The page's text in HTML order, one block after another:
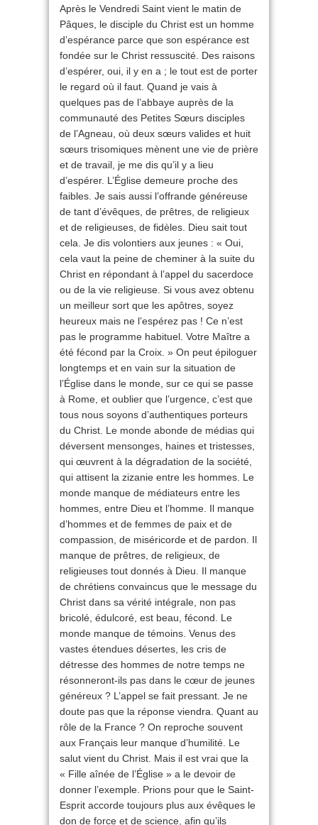
Après le Vendredi Saint vient le matin de
Pâques, le disciple du Christ est un homme
d’espérance parce que son espérance est
fondée sur le Christ ressuscité. Des raisons
d’espérer, oui, il y en a ; le tout est de porter
le regard où il faut. Quand je vais à
quelques pas de l’abbaye auprès de la
communauté des Petites Sœurs disciples
de l’Agneau, où deux sœurs valides et huit
sœurs trisomiques mènent une vie de prière
et de travail, je me dis qu’il y a lieu
d’espérer. L’Église demeure proche des
faibles. Je sais aussi l’offrande généreuse
de tant d’évêques, de prêtres, de religieux
et de religieuses, de fidèles. Dieu sait tout
cela. Je dis volontiers aux jeunes : « Oui,
cela vaut la peine de cheminer à la suite du
Christ en répondant à l’appel du sacerdoce
ou de la vie religieuse. Si vous avez obtenu
un meilleur sort que les apôtres, soyez
heureux mais ne l’espérez pas ! Ce n’est
pas le programme habituel. Votre Maître a
été fécond par la Croix. » On peut épiloguer
longtemps et en vain sur la situation de
l’Église dans le monde, sur ce qui se passe
à Rome, et oublier que l’urgence, c’est que
tous nous soyons d’authentiques porteurs
du Christ. Le monde abonde de médias qui
déversent mensonges, haines et tristesses,
qui œuvrent à la dégradation de la société,
qui attisent la zizanie entre les hommes. Le
monde manque de médiateurs entre les
hommes, entre Dieu et l’homme. Il manque
d’hommes et de femmes de paix et de
compassion, de miséricorde et de pardon. Il
manque de prêtres, de religieux, de
religieuses tout donnés à Dieu. Il manque
de chrétiens convaincus que le message du
Christ dans sa vérité intégrale, non pas
bricolé, édulcoré, est beau, fécond. Le
monde manque de témoins. Venus des
vastes étendues désertes, les cris de
détresse des hommes de notre temps ne
résonneront-ils pas dans le cœur de jeunes
généreux ? L’appel se fait pressant. Je ne
doute pas que la réponse viendra. Quant au
rôle de la France ? On reproche souvent
aux Français leur manque d’humilité. Le
salut vient du Christ. Mais il est vrai que la
« Fille aînée de l’Église » a le devoir de
donner l’exemple. Prions pour que le Saint-
Esprit accorde toujours plus aux évêques le
don de force et de science, afin qu’ils